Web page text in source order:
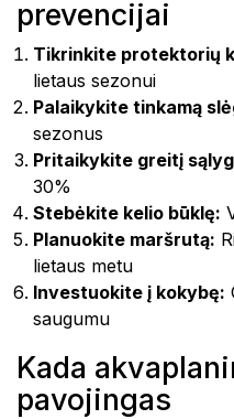
prevencijai
Tikrinkite protektorių
lietaus sezonui
Palaikykite tinkamą
sezonus
Pritaikykite greitį
30%
Stebėkite kelio būklę:
Planuokite maršrutą:
lietaus metu
Investuokite į kokybę:
saugumu
Kada
pavojingas